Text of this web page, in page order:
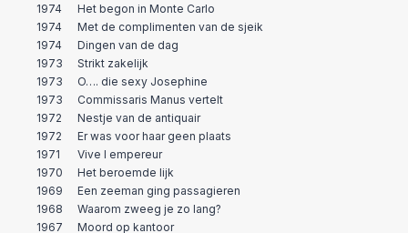
1974
1974
1974
1973
1973
1973
1972
1972
1971
1970
1969
1968
1967
Het begon in Monte Carlo
Met de complimenten van de sjeik
Dingen van de dag
Strikt zakelijk
O…. die sexy Josephine
Commissaris Manus vertelt
Nestje van de antiquair
Er was voor haar geen plaats
Vive l empereur
Het beroemde lijk
Een zeeman ging passagieren
Waarom zweeg je zo lang?
Moord op kantoor